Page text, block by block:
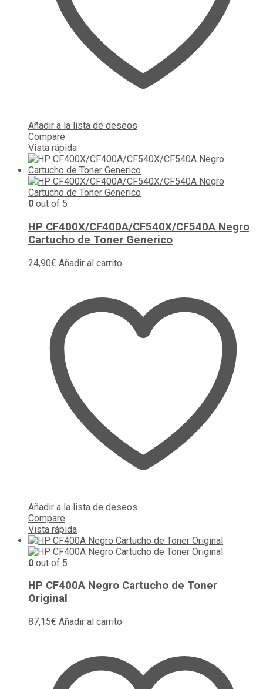
Añadir a la lista de deseos
Compare
Vista rápida
0 out of 5
HP CF400X/CF400A/CF540X/CF540A Negro
Cartucho de Toner Generico
24,90€ Añadir al carrito
Añadir a la lista de deseos
Compare
Vista rápida
0 out of 5
HP CF400A Negro Cartucho de Toner
Original
87,15€ Añadir al carrito